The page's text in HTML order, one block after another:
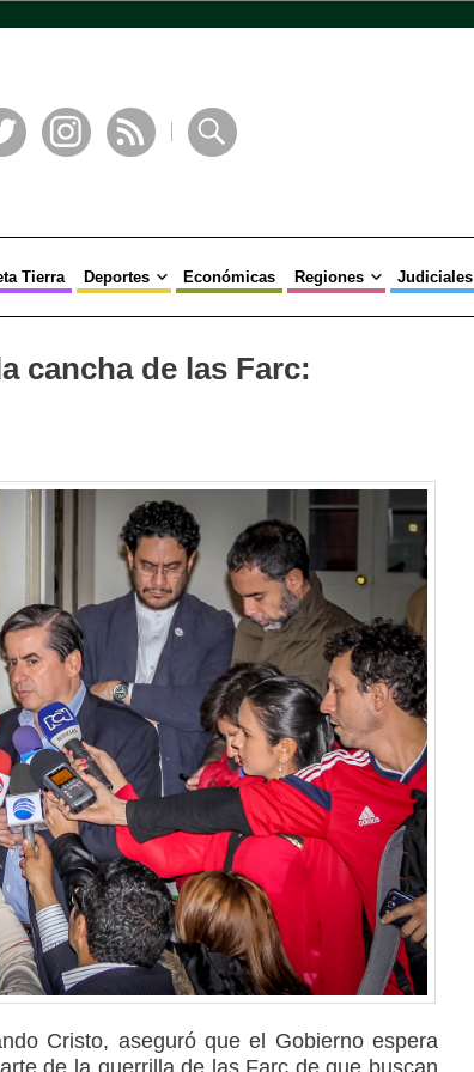
Tierra Deportes Económicas Regiones Judiciales
cancha de las Farc:
Cristo, aseguró que el Gobierno espera
de la guerrilla de las Farc de que buscan